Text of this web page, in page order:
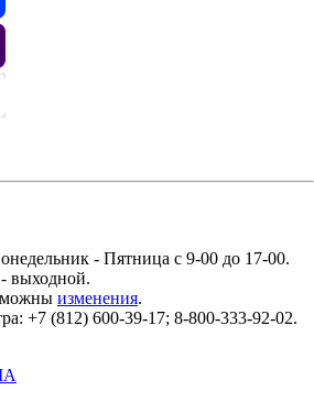
- Пятница с 9-00 до 17-00.
выходной.
изменения.
+7 (812) 600-39-17; 8-800-333-92-02.